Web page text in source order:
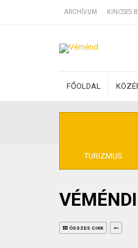
ARCHÍVUM KINCSES
FŐOLDAL
TURIZMUS
ÖSSZES CIKK